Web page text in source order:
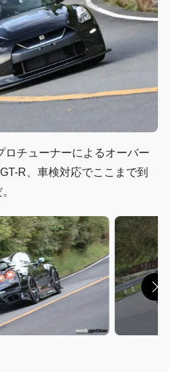
ロチューナーによるオーバー
R、車検対応でここまで到